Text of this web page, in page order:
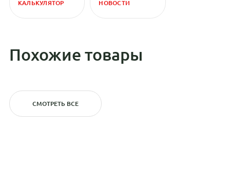
КАЛЬКУЛЯТОР НОВОСТИ
Похожие товары
СМОТРЕТЬ ВСЕ